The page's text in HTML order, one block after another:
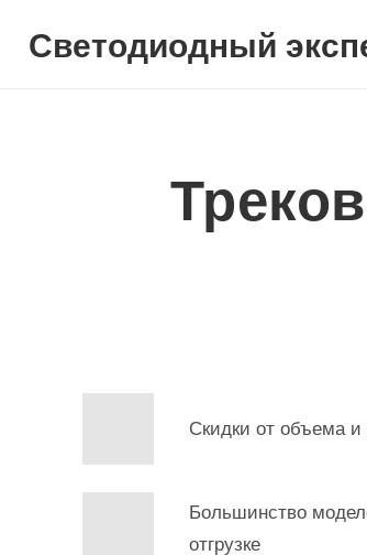
Светодиодный
Скидки от объема и
Большинство
отгрузке